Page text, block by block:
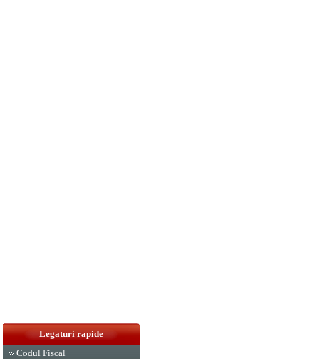
Legaturi rapide
Codul Fiscal